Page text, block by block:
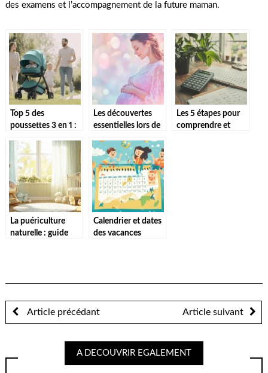
des examens et l’accompagnement de la future maman.
Top 5 des
poussettes 3 en 1 :
MOOV face à ses
concurrentes
Les découvertes
essentielles lors de
14ème semaine de
grossesse
Les 5 étapes pour
comprendre et
La puériculture
naturelle : guide
Calendrier et dates
des vacances
Article précédant Article suivant
A DECOUVRIR EGALEMENT